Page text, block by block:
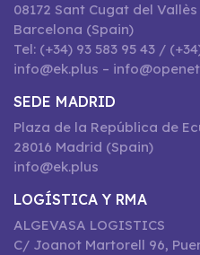
08172 Sant Cugat del Vallès
Barcelona (Spain)
Tel: (+34) 93 583 95 43 /
info@ek.plus –
SEDE MADRID
Plaza de la República de
28016 Madrid (Spain)
info@ek.plus
LOGÍSTICA Y RMA
ALGEVASA LOGISTICS
C/ Joanot Martorell 96,